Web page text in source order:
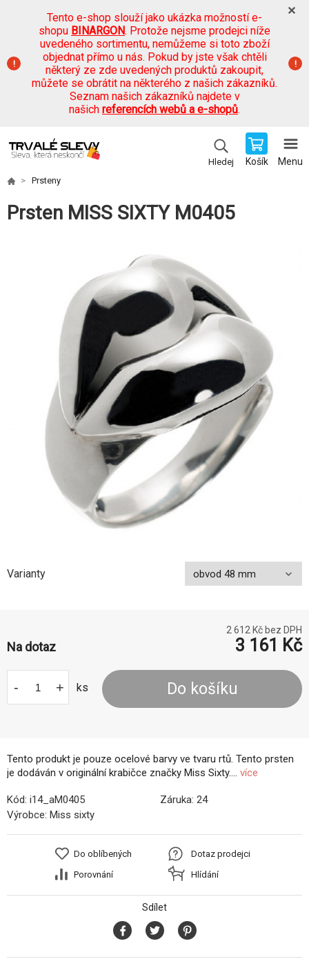
Tento e-shop slouží jako ukázka možností e-
shopu BINARGON. Protože nejsme prodejci níže
uvedeného sortimentu, nemůžeme si toto zboží
objednat přímo u nás. Pokud by jste však chtěli
některý ze zde uvedených produktů zakoupit,
můžete se obrátit na některého z našich zákazníků.
Seznam našich zákazníků najdete v
našich referencích webů a e-shopů.
Hledej Košík Menu
Prsteny
Prsten MISS SIXTY M0405
Tento produkt je pouze ocelové barvy ve tvaru rtů. Tento prsten
je dodáván v originální krabičce značky Miss Sixty.... více
Varianty
2 612 Kč bez DPH
Na dotaz 3 161 Kč
- + ks Do košíku
Kód: i14_aM0405 Záruka: 24
Výrobce: Miss sixty
Do oblíbených
Porovnání
Dotaz prodejci
Hlídání
Sdílet